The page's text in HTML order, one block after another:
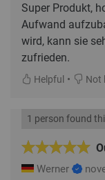
Super Produkt,
Aufwand
wird, kann sie
zufrieden.
Helpful • Not
1 person found
Werner